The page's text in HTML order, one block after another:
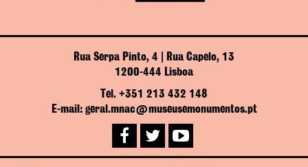
Rua Serpa Pinto, 4 | Rua Capelo, 13
1200-444 Lisboa
Tel. +351 213 432 148
E-mail: geral.mnac@museusemonumentos.pt